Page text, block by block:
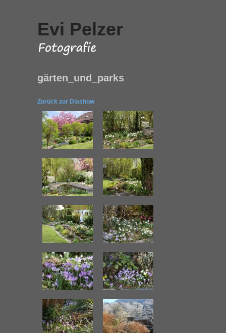
Evi Pelzer
gärten_und_parks
Zurück zur Diashow